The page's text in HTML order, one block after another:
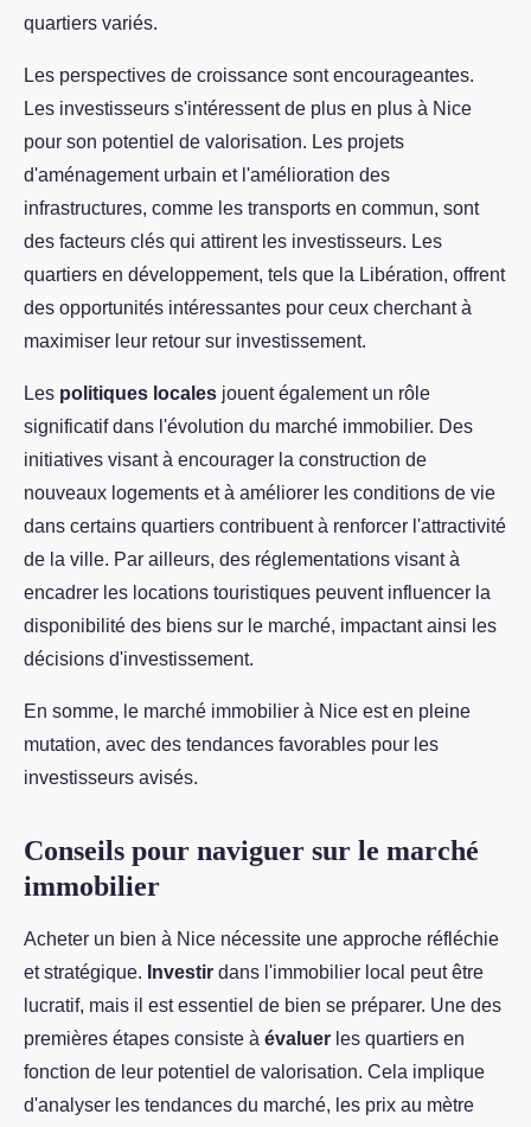
quartiers variés.
Les perspectives de croissance sont encourageantes.
Les investisseurs s'intéressent de plus en plus à Nice
pour son potentiel de valorisation. Les projets
d'aménagement urbain et l'amélioration des
infrastructures, comme les transports en commun, sont
des facteurs clés qui attirent les investisseurs. Les
quartiers en développement, tels que la Libération, offrent
des opportunités intéressantes pour ceux cherchant à
maximiser leur retour sur investissement.
Les politiques locales jouent également un rôle
significatif dans l'évolution du marché immobilier. Des
initiatives visant à encourager la construction de
nouveaux logements et à améliorer les conditions de vie
dans certains quartiers contribuent à renforcer l'attractivité
de la ville. Par ailleurs, des réglementations visant à
encadrer les locations touristiques peuvent influencer la
disponibilité des biens sur le marché, impactant ainsi les
décisions d'investissement.
En somme, le marché immobilier à Nice est en pleine
mutation, avec des tendances favorables pour les
investisseurs avisés.
Conseils pour naviguer sur le marché
immobilier
Acheter un bien à Nice nécessite une approche réfléchie
et stratégique. Investir dans l'immobilier local peut être
lucratif, mais il est essentiel de bien se préparer. Une des
premières étapes consiste à évaluer les quartiers en
fonction de leur potentiel de valorisation. Cela implique
d'analyser les tendances du marché, les prix au mètre